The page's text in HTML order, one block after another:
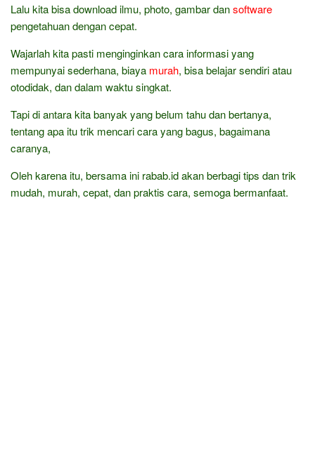
Lalu kita bisa download ilmu, photo, gambar dansoftware
pengetahuan dengan cepat.
Wajarlah kita pasti menginginkan cara informasi yang
mempunyai sederhana, biaya murah, bisa belajar sendiri atau
otodidak, dan dalam waktu singkat.
Tapi di antara kita banyak yang belum tahu dan bertanya,
tentang apa itu trik mencari cara yang bagus, bagaimana
caranya,
Oleh karena itu, bersama ini rabab.id akan berbagi tips dan trik
mudah, murah, cepat, dan praktis cara, semoga bermanfaat.